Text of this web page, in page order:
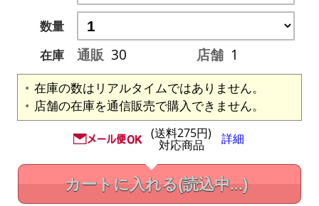
数量
在庫
通販 30 店舗 1
在庫の数はリアルタイムではありません。
店舗の在庫を通信販売で購入できません。
(送料275円)
対応商品 詳細
カートに入れる(読込中...)